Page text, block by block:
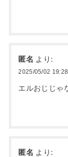
匿名 より:
2025/05/02 19:28
エルおじじゃ
匿名 より: